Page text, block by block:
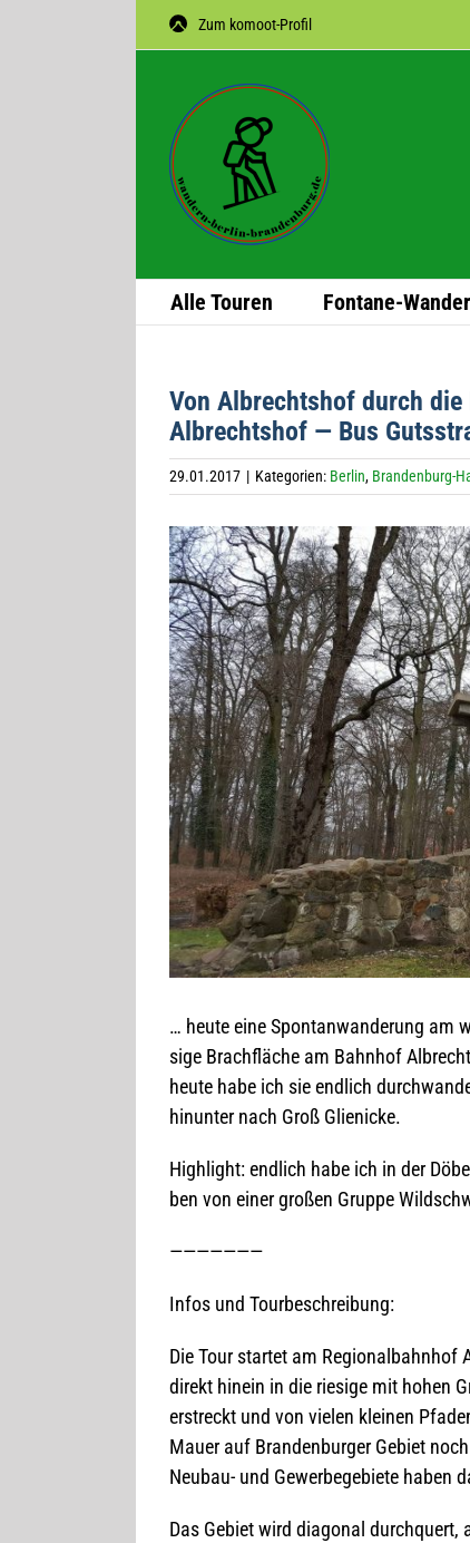
Zum komoot-Profil
Alle Tou­ren Fon­­tane-
Von Albrechts­hof durch die
Albrechts­hof — Bus
29.01.2017 | Kategorien: Berlin, Brandenburg-
Zeige
grösseres
Bild
… heute eine Spon­tan­wan­de­rung am
sige Brach­flä­che am Bahn­hof
heute habe ich sie end­lich
hin­un­ter nach Groß Glienicke.
High­light: end­lich habe ich in der
ben von einer gro­ßen Gruppe
———————
Infos und Tourbeschreibung:
Die Tour star­tet am Regio­nal­bahn­hof
direkt hin­ein in die rie­sige mit hohen
erstreckt und von vie­len klei­nen
Mauer auf Bran­den­bur­ger Gebiet
Neu­bau- und Gewer­be­ge­biete haben
Das Gebiet wird dia­go­nal durch­quert,